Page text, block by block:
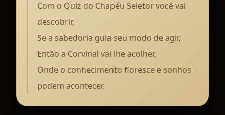
Com o Quiz do Chapéu Seletor você vai
descobrir,
Se a sabedoria guia seu modo de agir,
Então a Corvinal vai lhe acolher,
Onde o conhecimento floresce e sonhos
podem acontecer.